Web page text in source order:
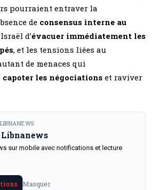
pourraient entraver la
de consensus interne au
d’évacuer immédiatement les
, et les tensions liées au
de menaces qui
capoter les négociations et raviver
sur mobile avec notifications et lecture
Masquer